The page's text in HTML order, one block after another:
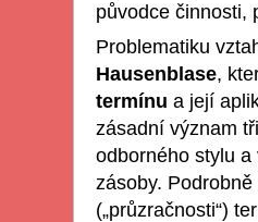
původce činnosti,
Problematiku
Hausenblase,
termínu a její
zásadní význam
odborného stylu
zásoby.
(„průzračnosti“)